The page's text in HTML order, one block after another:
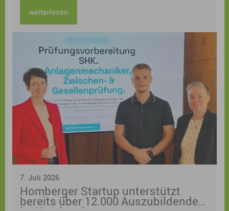
zur Teilnahme am Gartenwettbewerb „Klimaangepasste
und naturnahe Gärten“ im Klimaquartier Nieder-Ofleiden
ein.
weiterlesen
7. Juli 2026
Homberger Startup unterstützt
bereits über 12.000 Auszubildende